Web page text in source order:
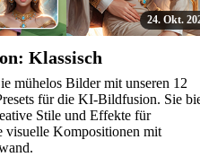
24. Okt.
Klassisch
mühelos Bilder mit unseren 12
für die KI-Bildfusion. Sie
Stile und Effekte für
visuelle Kompositionen mit